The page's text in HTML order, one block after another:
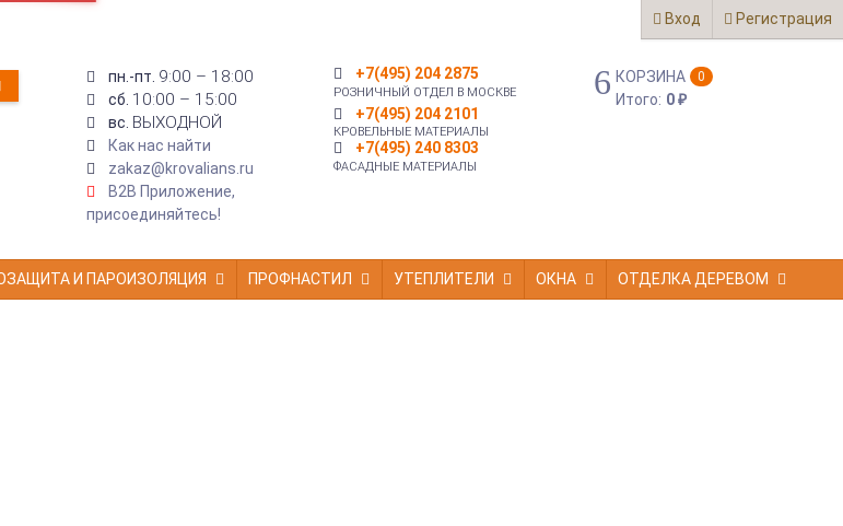
Вход Регистрация
пн.-пт. 9:00 – 18:00
сб. 10:00 – 15:00
вс. ВЫХОДНОЙ
Как нас найти
zakaz@krovalians.ru
B2B Приложение,
присоединяйтесь!
+7(495) 204 2875
РОЗНИЧНЫЙ ОТДЕЛ В МОСКВЕ
+7(495) 204 2101
КРОВЕЛЬНЫЕ МАТЕРИАЛЫ
+7(495) 240 8303
ФАСАДНЫЕ МАТЕРИАЛЫ
КОРЗИНА 0
Итого: 0₽
И ПАРОИЗОЛЯЦИЯ ПРОФНАСТИЛ УТЕПЛИТЕЛИ ОКНА ОТДЕЛКА ДЕРЕВОМ